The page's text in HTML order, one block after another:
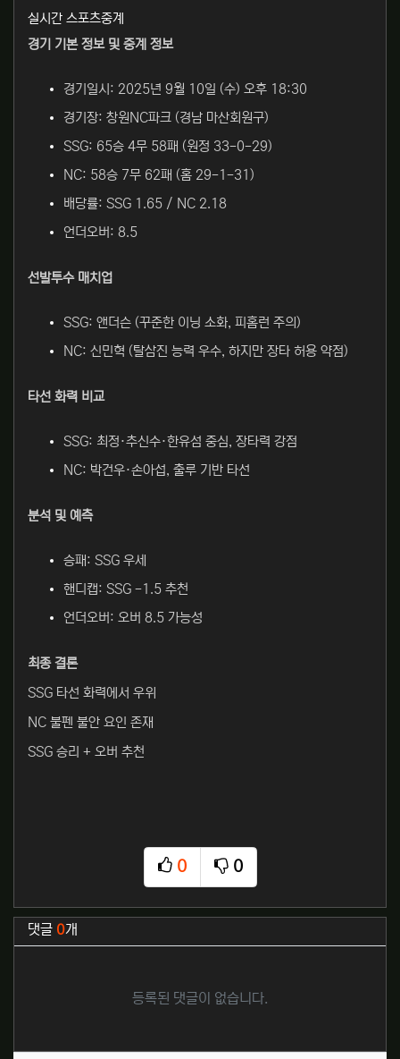
실시간 스포츠중계
경기 기본 정보 및 중계 정보
경기일시: 2025년 9월 10일 (수) 오후 18:30
경기장: 창원NC파크 (경남 마산회원구)
SSG: 65승 4무 58패 (원정 33-0-29)
NC: 58승 7무 62패 (홈 29-1-31)
배당률: SSG 1.65 / NC 2.18
언더오버: 8.5
선발투수 매치업
SSG: 앤더슨 (꾸준한 이닝 소화, 피홈런 주의)
NC: 신민혁 (탈삼진 능력 우수, 하지만 장타 허용 약점)
타선 화력 비교
SSG: 최정·추신수·한유섬 중심, 장타력 강점
NC: 박건우·손아섭, 출루 기반 타선
분석 및 예측
승패: SSG 우세
핸디캡: SSG -1.5 추천
언더오버: 오버 8.5 가능성
최종 결론
SSG 타선 화력에서 우위
NC 불펜 불안 요인 존재
SSG 승리 + 오버 추천
0
추천
0
비추천
관련자료
댓글 0개
등록된 댓글이 없습니다.